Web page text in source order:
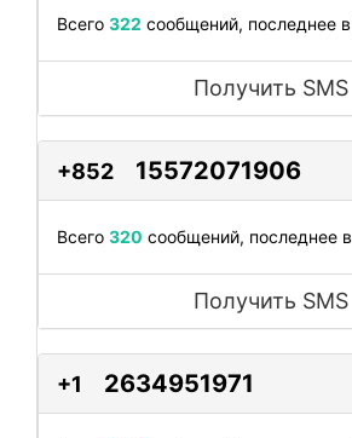
Всего 322 сообщений, последнее в
Получить SMS
+852 15572071906
Всего 320 сообщений, последнее в
Получить SMS
+1 2634951971